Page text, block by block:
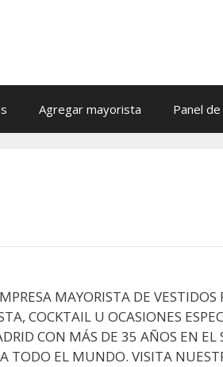
Agregar mayorista Panel
MAYORISTA DE VESTIDOS
COCKTAIL U OCASIONES
CON MÁS DE 35 AÑOS EN EL
TODO EL MUNDO. VISITA